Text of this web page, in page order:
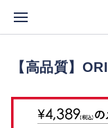
【高品質】